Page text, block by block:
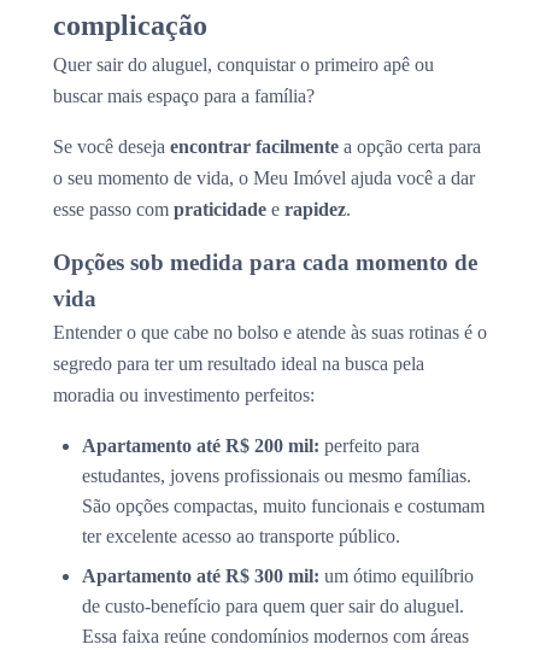
complicação
Quer sair do aluguel, conquistar o primeiro apê ou
buscar mais espaço para a família?
Se você deseja encontrar facilmente a opção certa para
o seu momento de vida, o Meu Imóvel ajuda você a dar
esse passo com praticidade e rapidez.
Opções sob medida para cada momento de
vida
Entender o que cabe no bolso e atende às suas rotinas é o
segredo para ter um resultado ideal na busca pela
moradia ou investimento perfeitos:
Apartamento até R$ 200 mil: perfeito para
estudantes, jovens profissionais ou mesmo famílias.
São opções compactas, muito funcionais e costumam
ter excelente acesso ao transporte público.
Apartamento até R$ 300 mil: um ótimo equilíbrio
de custo-benefício para quem quer sair do aluguel.
Essa faixa reúne condomínios modernos com áreas